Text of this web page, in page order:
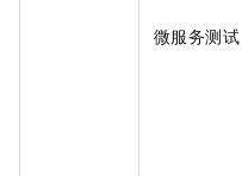
微服务测试